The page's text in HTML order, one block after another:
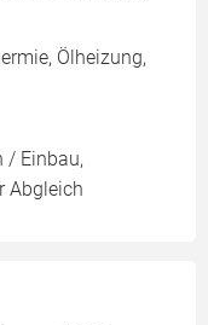
Ölheizung,
/ Einbau,
Abgleich